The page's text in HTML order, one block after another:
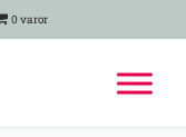
0 varor